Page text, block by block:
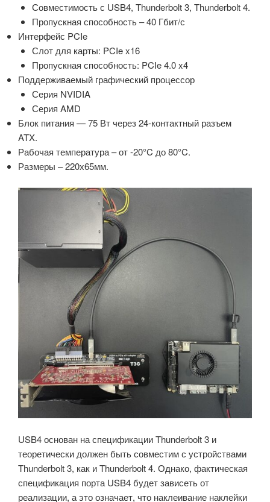
Совместимость с USB4, Thunderbolt 3, Thunderbolt 4.
Пропускная способность – 40 Гбит/с
Интерфейс PCIe
Слот для карты: PCIe x16
Пропускная способность: PCIe 4.0 x4
Поддерживаемый графический процессор
Серия NVIDIA
Серия AMD
Блок питания — 75 Вт через 24-контактный разъем
ATX.
Рабочая температура – ​​от -20°C до 80°C.
Размеры – 220х65мм.
USB4 основан на спецификации Thunderbolt 3 и
теоретически должен быть совместим с устройствами
Thunderbolt 3, как и Thunderbolt 4. Однако, фактическая
спецификация порта USB4 будет зависеть от
реализации, а это означает, что наклеивание наклейки